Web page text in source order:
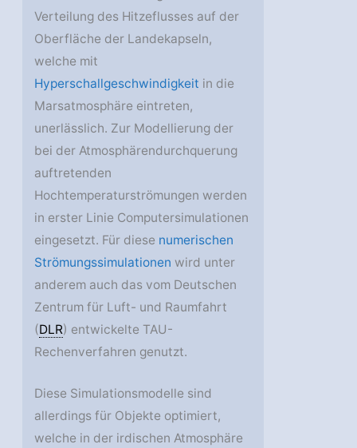
Verteilung des Hitzeflusses auf der
Oberfläche der Landekapseln,
welche mit
Hyperschallgeschwindigkeit in die
Marsatmosphäre eintreten,
unerlässlich. Zur Modellierung der
bei der Atmosphärendurchquerung
auftretenden
Hochtemperaturströmungen werden
in erster Linie Computersimulationen
eingesetzt. Für diese numerischen
Strömungssimulationen wird unter
anderem auch das vom Deutschen
Zentrum für Luft- und Raumfahrt
(DLR) entwickelte TAU-
Rechenverfahren genutzt.
Diese Simulationsmodelle sind
allerdings für Objekte optimiert,
welche in der irdischen Atmosphäre